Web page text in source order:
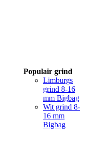
Populair grind
Limburgs
grind 8-16
mm Bigbag
Wit grind 8-
16 mm
Bigbag